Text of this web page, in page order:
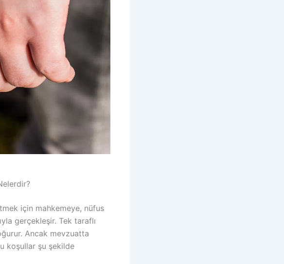
için mahkemeye, nüfus
gerçekleşir. Tek taraflı
Ancak mevzuatta
koşullar şu şekilde